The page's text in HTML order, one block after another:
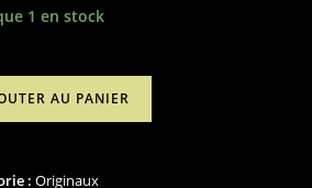
1 en stock
AU PANIER
: Originaux